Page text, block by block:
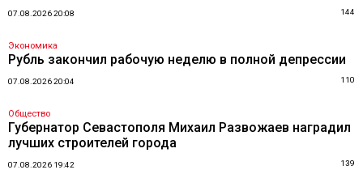
07.08.2026 20:08 144
Экономика
Рубль закончил рабочую неделю в полной депрессии
07.08.2026 20:04 110
Общество
Губернатор Севастополя Михаил Развожаев наградил
лучших строителей города
07.08.2026 19:42 139